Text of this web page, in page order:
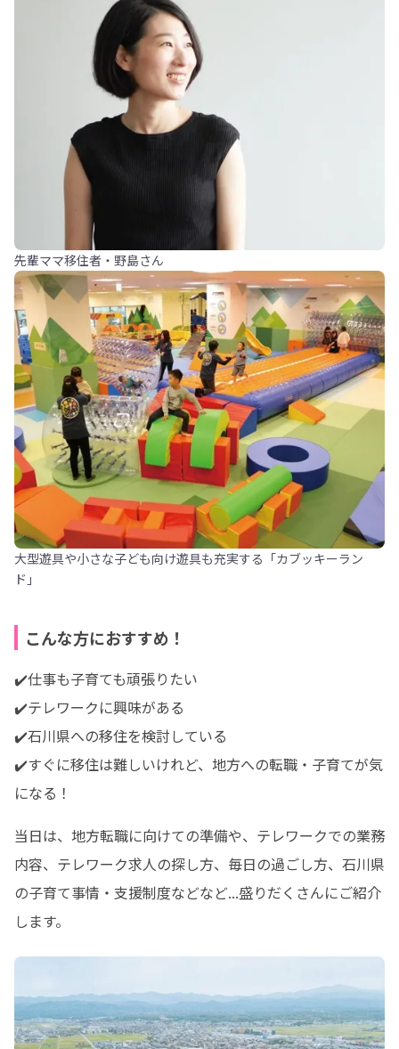
先輩ママ移住者・野島さん
大型遊具や小さな子ども向け遊具も充実する「カブッキーラン
ド」
こんな方におすすめ！
✔️仕事も子育ても頑張りたい
✔️テレワークに興味がある
✔️石川県への移住を検討している
✔️すぐに移住は難しいけれど、地方への転職・子育てが気
になる！
当日は、地方転職に向けての準備や、テレワークでの業務
内容、テレワーク求人の探し方、毎日の過ごし方、石川県
の子育て事情・支援制度などなど...盛りだくさんにご紹介
します。